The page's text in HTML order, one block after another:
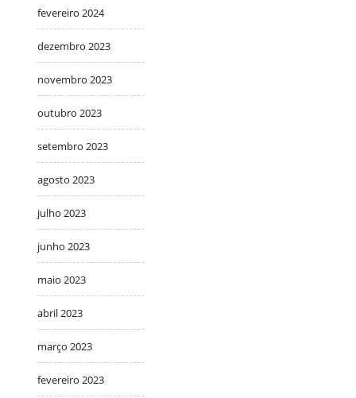
fevereiro 2024
dezembro 2023
novembro 2023
outubro 2023
setembro 2023
agosto 2023
julho 2023
junho 2023
maio 2023
abril 2023
março 2023
fevereiro 2023